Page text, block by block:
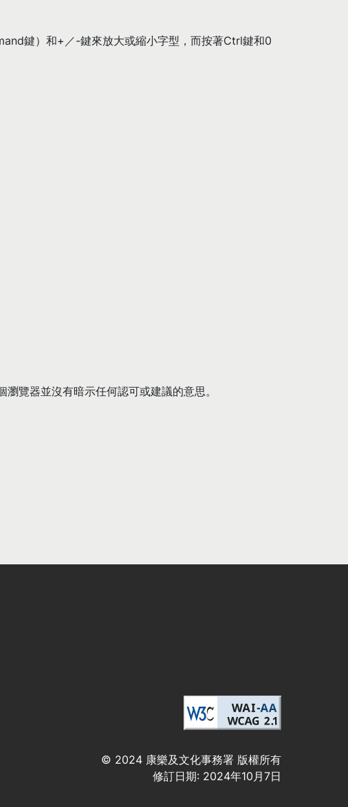
鍵）和+／-鍵來放大或縮小字型，而按著Ctrl鍵和0
覽器並沒有暗示任何認可或建議的意思。
© 2024 康樂及文化事務署 版權所有
修訂日期: 2024年10月7日